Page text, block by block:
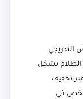
التدريجي
الظلام بشكل
تخفيف
في